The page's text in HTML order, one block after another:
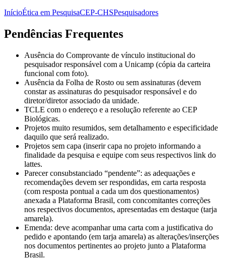
InícioÉtica em PesquisaCEP-CHSPesquisadores
Pendências Frequentes
Ausência do Comprovante de vínculo institucional do
pesquisador responsável com a Unicamp (cópia da carteira
funcional com foto).
Ausência da Folha de Rosto ou sem assinaturas (devem
constar as assinaturas do pesquisador responsável e do
diretor/diretor associado da unidade.
TCLE com o endereço e a resolução referente ao CEP
Biológicas.
Projetos muito resumidos, sem detalhamento e especificidade
daquilo que será realizado.
Projetos sem capa (inserir capa no projeto informando a
finalidade da pesquisa e equipe com seus respectivos link do
lattes.
Parecer consubstanciado “pendente”: as adequações e
recomendações devem ser respondidas, em carta resposta
(com resposta pontual a cada um dos questionamentos)
anexada a Plataforma Brasil, com concomitantes correções
nos respectivos documentos, apresentadas em destaque (tarja
amarela).
Emenda: deve acompanhar uma carta com a justificativa do
pedido e apontando (em tarja amarela) as alterações/inserções
nos documentos pertinentes ao projeto junto a Plataforma
Brasil.